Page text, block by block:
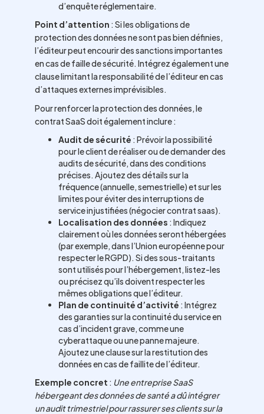
d’enquête réglementaire.
Point d’attention : Si les obligations de
protection des données ne sont pas bien définies,
l’éditeur peut encourir des sanctions importantes
en cas de faille de sécurité. Intégrez également une
clause limitant la responsabilité de l’éditeur en cas
d’attaques externes imprévisibles.
Pour renforcer la protection des données, le
contrat SaaS doit également inclure :
Audit de sécurité : Prévoir la possibilité
pour le client de réaliser ou de demander des
audits de sécurité, dans des conditions
précises. Ajoutez des détails sur la
fréquence (annuelle, semestrielle) et sur les
limites pour éviter des interruptions de
service injustifiées (négocier contrat saas).
Localisation des données : Indiquez
clairement où les données seront hébergées
(par exemple, dans l’Union européenne pour
respecter le RGPD). Si des sous-traitants
sont utilisés pour l’hébergement, listez-les
ou précisez qu’ils doivent respecter les
mêmes obligations que l’éditeur.
Plan de continuité d’activité : Intégrez
des garanties sur la continuité du service en
cas d’incident grave, comme une
cyberattaque ou une panne majeure.
Ajoutez une clause sur la restitution des
données en cas de faillite de l’éditeur.
Exemple concret : Une entreprise SaaS
hébergeant des données de santé a dû intégrer
un audit trimestriel pour rassurer ses clients sur la